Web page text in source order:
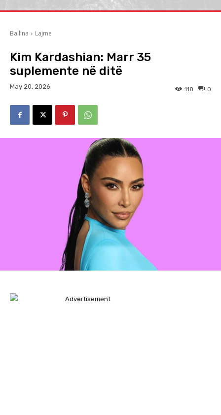
Ballina Lajme
Kim Kardashian: Marr 35
suplemente në ditë
May 20, 2026 0
118